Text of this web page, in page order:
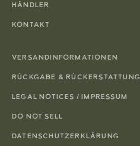
HÄNDLER
KONTAKT
VERSANDINFORMATIONEN
RÜCKGABE & RÜCKERSTATTUNG
LEGAL NOTICES / IMPRESSUM
DO NOT SELL
DATENSCHUTZERKLÄRUNG